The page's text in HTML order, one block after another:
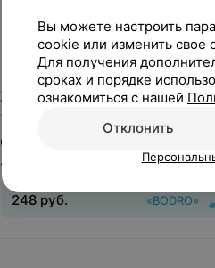
248 руб.
1 предложение
COMTEK Массажер для ног
«Блаженство» BLACK
«BODRO»
248 руб.
Вы можете настроить
cookie или изменить свое
Для получения
сроках и порядке
ознакомиться с нашей
Отклонить